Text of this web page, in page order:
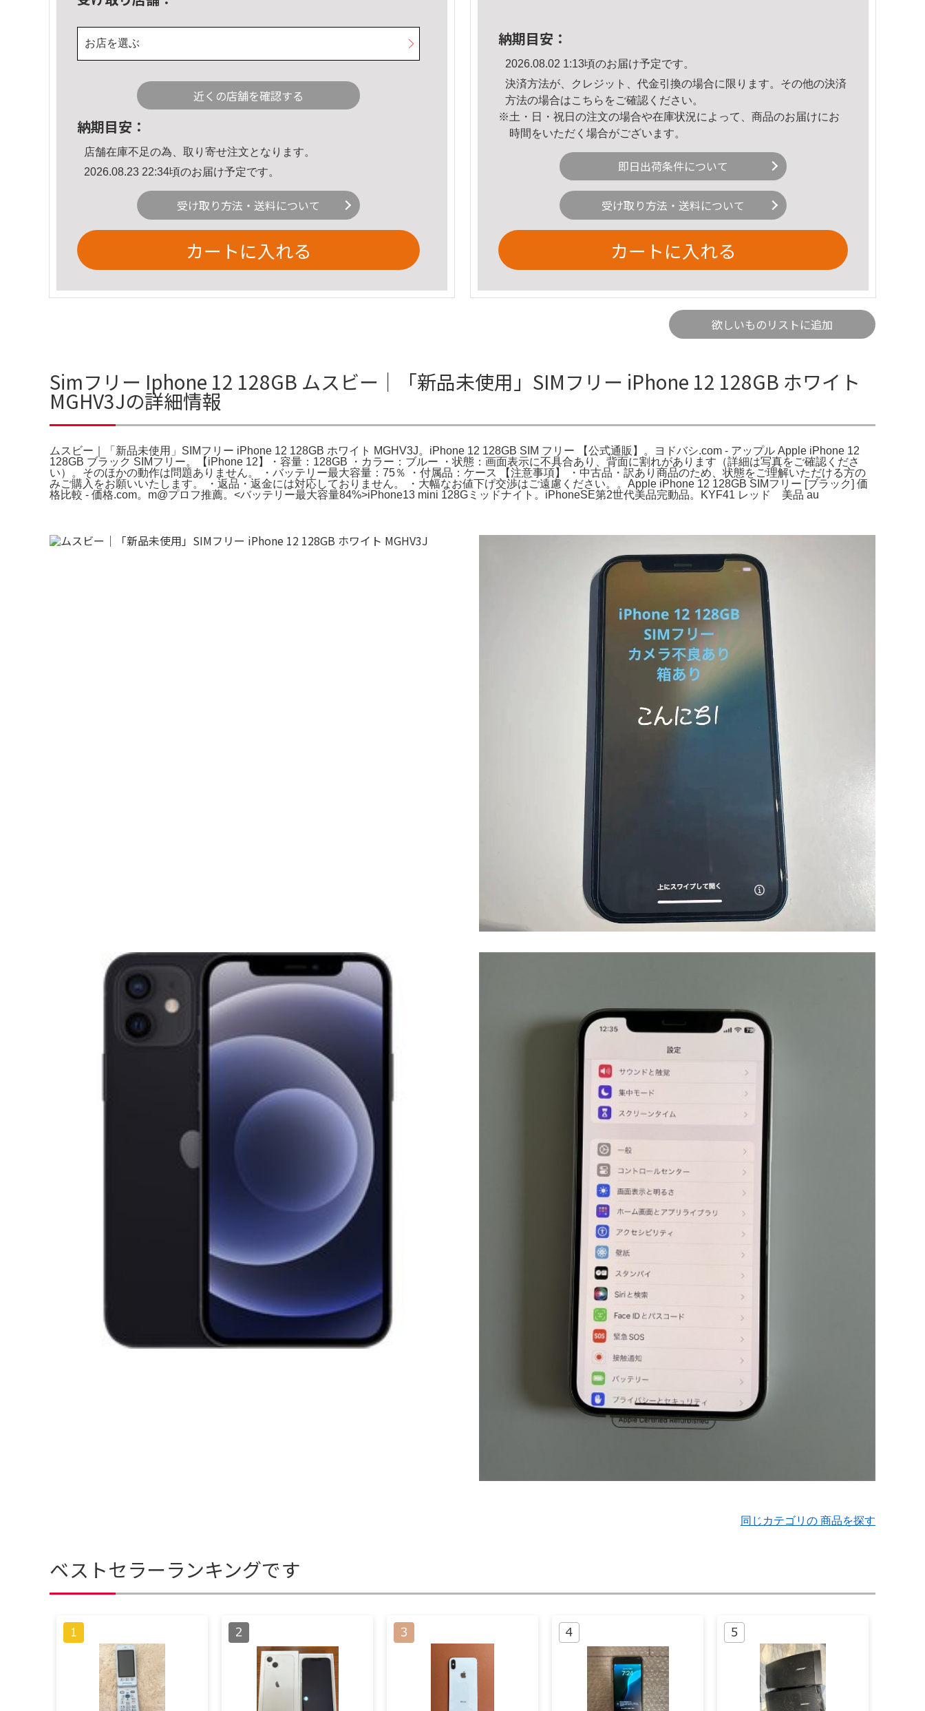
お店を選ぶ
近くの店舗を確認する
納期目安：
店舗在庫不足の為、取り寄せ注文となります。
2026.08.23 22:34頃のお届け予定です。
受け取り方法・送料について
カートに入れる
納期目安：
2026.08.02 1:13頃のお届け予定です。
決済方法が、クレジット、代金引換の場合に限ります。その他の決済
方法の場合はこちら をご確認ください。
※土・日・祝日の注文の場合や在庫状況によって、商品のお届けにお
時間をいただく場合がございます。
即日出荷条件について
受け取り方法・送料について
カートに入れる
欲しいものリストに追加
Simフリー Iphone 12 128GB ムスビー｜「新品未使用」SIMフリー iPhone 12 128GB ホワイト
MGHV3Jの詳細情報
ムスビー｜「新品未使用」SIMフリー iPhone 12 128GB ホワイト MGHV3J。iPhone 12 128GB SIM フリー 【公式通販】。ヨドバシ.com - アップル Apple iPhone 12
128GB ブラック SIMフリー。【iPhone 12】・容量：128GB ・カラー：ブルー ・状態：画面表示に不具合あり、背面に割れがあります（詳細は写真をご確認くださ
い）。そのほかの動作は問題ありません。 ・バッテリー最大容量：75％ ・付属品：ケース 【注意事項】 ・中古品・訳あり商品のため、状態をご理解いただける方の
みご購入をお願いいたします。 ・返品・返金には対応しておりません。 ・大幅なお値下げ交渉はご遠慮ください。。Apple iPhone 12 128GB SIMフリー [ブラック] 価
格比較 - 価格.com。m@プロフ推薦。<バッテリー最大容量84%>iPhone13 mini 128Gミッドナイト。iPhoneSE第2世代美品完動品。KYF41 レッド 美品 au
同じカテゴリの 商品を探す
ベストセラーランキングです